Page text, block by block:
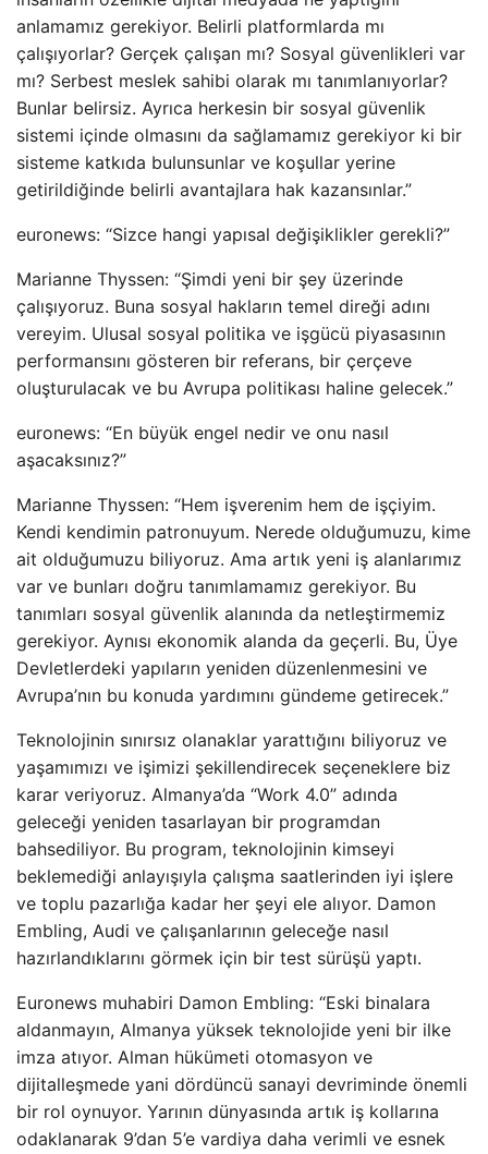
anlamamız gerekiyor. Belirli platformlarda mı
çalışıyorlar? Gerçek çalışan mı? Sosyal güvenlikleri var
mı? Serbest meslek sahibi olarak mı tanımlanıyorlar?
Bunlar belirsiz. Ayrıca herkesin bir sosyal güvenlik
sistemi içinde olmasını da sağlamamız gerekiyor ki bir
sisteme katkıda bulunsunlar ve koşullar yerine
getirildiğinde belirli avantajlara hak kazansınlar.”
euronews: “Sizce hangi yapısal değişiklikler gerekli?”
Marianne Thyssen: “Şimdi yeni bir şey üzerinde
çalışıyoruz. Buna sosyal hakların temel direği adını
vereyim. Ulusal sosyal politika ve işgücü piyasasının
performansını gösteren bir referans, bir çerçeve
oluşturulacak ve bu Avrupa politikası haline gelecek.”
euronews: “En büyük engel nedir ve onu nasıl
aşacaksınız?”
Marianne Thyssen: “Hem işverenim hem de işçiyim.
Kendi kendimin patronuyum. Nerede olduğumuzu, kime
ait olduğumuzu biliyoruz. Ama artık yeni iş alanlarımız
var ve bunları doğru tanımlamamız gerekiyor. Bu
tanımları sosyal güvenlik alanında da netleştirmemiz
gerekiyor. Aynısı ekonomik alanda da geçerli. Bu, Üye
Devletlerdeki yapıların yeniden düzenlenmesini ve
Avrupa’nın bu konuda yardımını gündeme getirecek.”
Teknolojinin sınırsız olanaklar yarattığını biliyoruz ve
yaşamımızı ve işimizi şekillendirecek seçeneklere biz
karar veriyoruz. Almanya’da “Work 4.0” adında
geleceği yeniden tasarlayan bir programdan
bahsediliyor. Bu program, teknolojinin kimseyi
beklemediği anlayışıyla çalışma saatlerinden iyi işlere
ve toplu pazarlığa kadar her şeyi ele alıyor. Damon
Embling, Audi ve çalışanlarının geleceğe nasıl
hazırlandıklarını görmek için bir test sürüşü yaptı.
Euronews muhabiri Damon Embling: “Eski binalara
aldanmayın, Almanya yüksek teknolojide yeni bir ilke
imza atıyor. Alman hükümeti otomasyon ve
dijitalleşmede yani dördüncü sanayi devriminde önemli
bir rol oynuyor. Yarının dünyasında artık iş kollarına
odaklanarak 9’dan 5’e vardiya daha verimli ve esnek